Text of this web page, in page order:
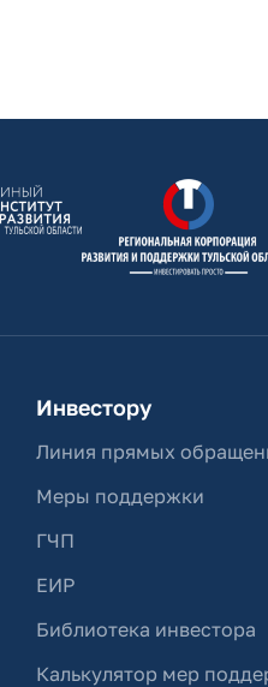
Инвестору
Линия прямых
Меры поддержки
ГЧП
ЕИР
Библиотека инвестора
Калькулятор мер